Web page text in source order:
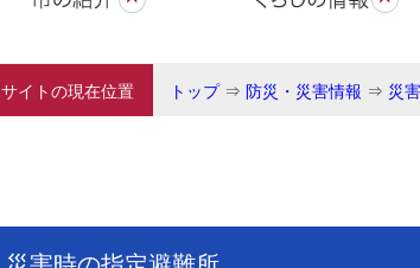
サイトの現在位置 トップ⇒ 防災・災害情報 ⇒ 災